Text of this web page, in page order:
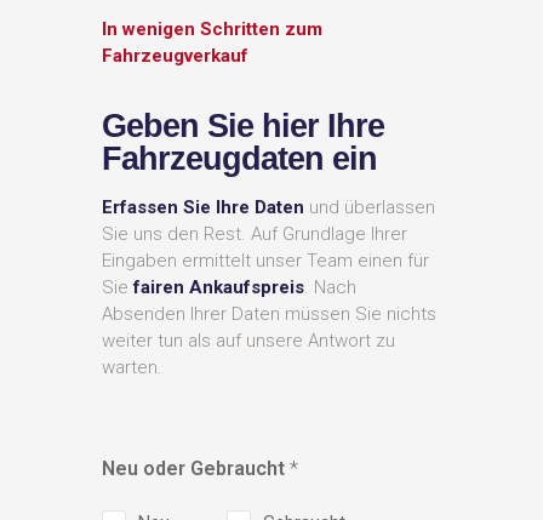
In wenigen Schritten zum
Fahrzeugverkauf
Geben Sie hier Ihre
Fahrzeugdaten ein
Erfassen Sie Ihre Daten und überlassen
Sie uns den Rest. Auf Grundlage Ihrer
Eingaben ermittelt unser Team einen für
Siefairen Ankaufspreis . Nach
Absenden Ihrer Daten müssen Sie nichts
weiter tun als auf unsere Antwort zu
warten.
Neu oder Gebraucht *